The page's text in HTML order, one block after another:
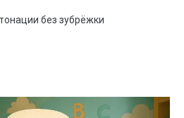
без зубрёжки